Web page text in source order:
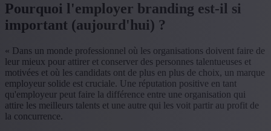
Pourquoi l'employer branding est-il si
important (aujourd'hui) ?
« Dans un monde professionnel où les organisations doivent faire de
leur mieux pour attirer et conserver des personnes talentueuses et
motivées et où les candidats ont de plus en plus de choix, un marque
employeur solide est cruciale. Une réputation positive en tant
qu'employeur peut faire la différence entre une organisation qui
attire les meilleurs talents et une autre qui les voit partir au profit de
la concurrence.